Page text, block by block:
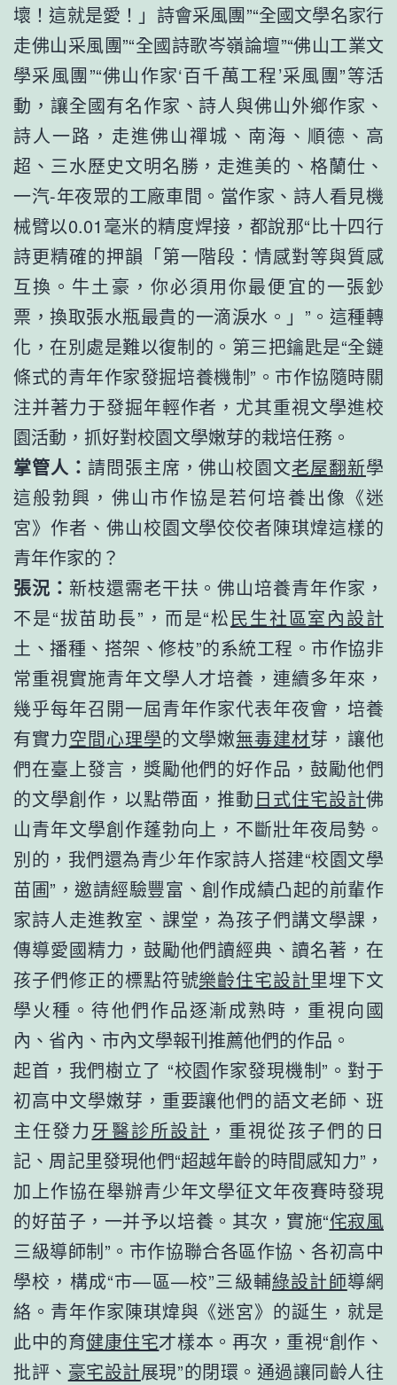
壞！這就是愛！」詩會采風團”“全國文學名家行
走佛山采風團”“全國詩歌岑嶺論壇”“佛山工業文
學采風團”“佛山作家‘百千萬工程’采風團”等活
動，讓全國有名作家、詩人與佛山外鄉作家、
詩人一路，走進佛山禪城、南海、順德、高
超、三水歷史文明名勝，走進美的、格蘭仕、
一汽-年夜眾的工廠車間。當作家、詩人看見機
械臂以0.01毫米的精度焊接，都說那“比十四行
詩更精確的押韻「第一階段：情感對等與質感
互換。牛土豪，你必須用你最便宜的一張鈔
票，換取張水瓶最貴的一滴淚水。」”。這種轉
化，在別處是難以復制的。第三把鑰匙是“全鏈
條式的青年作家發掘培養機制”。市作協隨時關
注并著力于發掘年輕作者，尤其重視文學進校
園活動，抓好對校園文學嫩芽的栽培任務。
掌管人： 請問張主席，佛山校園文老屋翻新學
這般勃興，佛山市作協是若何培養出像《迷
宮》作者、佛山校園文學佼佼者陳琪煒這樣的
青年作家的？
張況： 新枝還需老干扶。佛山培養青年作家，
不是“拔苗助長”，而是“松民生社區室內設計
土、播種、搭架、修枝”的系統工程。市作協非
常重視實施青年文學人才培養，連續多年來，
幾乎每年召開一屆青年作家代表年夜會，培養
有實力空間心理學的文學嫩無毒建材芽，讓他
們在臺上發言，獎勵他們的好作品，鼓勵他們
的文學創作，以點帶面，推動日式住宅設計佛
山青年文學創作蓬勃向上，不斷壯年夜局勢。
別的，我們還為青少年作家詩人搭建“校園文學
苗圃”，邀請經驗豐富、創作成績凸起的前輩作
家詩人走進教室、課堂，為孩子們講文學課，
傳導愛國精力，鼓勵他們讀經典、讀名著，在
孩子們修正的標點符號樂齡住宅設計里埋下文
學火種。待他們作品逐漸成熟時，重視向國
內、省內、市內文學報刊推薦他們的作品。
起首，我們樹立了 “校園作家發現機制”。對于
初高中文學嫩芽，重要讓他們的語文老師、班
主任發力 牙醫診所設計 ，重視從孩子們的日
記、周記里發現他們“超越年齡的時間感知力”，
加上作協在舉辦青少年文學征文年夜賽時發現
的好苗子，一并予以培養。其次，實施“侘寂風
三級導師制”。市作協聯合各區作協、各初高中
學校，構成“市—區—校”三級輔綠設計師導網
絡。青年作家陳琪煒與《迷宮》的誕生，就是
此中的育健康住宅才樣本。再次，重視“創作、
批評、 豪宅設計展現”的閉環。通過讓同齡人往